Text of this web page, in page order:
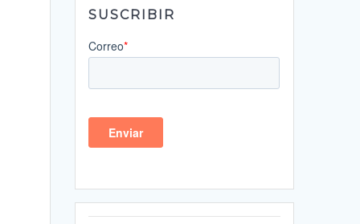
SUSCRIBIR